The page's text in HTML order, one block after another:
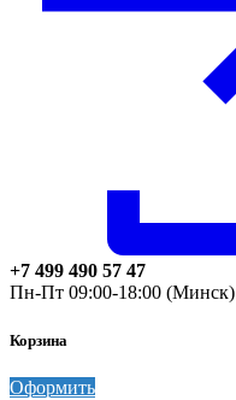
+7 499 490 57 47
Пн-Пт 09:00-18:00 (Минск)
Корзина
Оформить